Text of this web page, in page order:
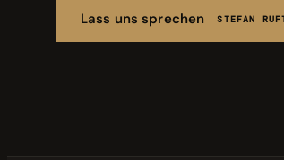
Lass uns sprechen STEFAN